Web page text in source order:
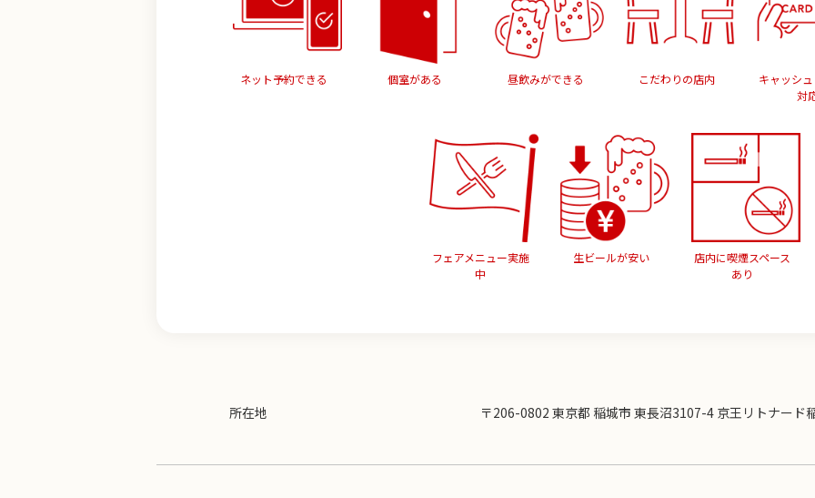
ネット予約できる 個室がある 昼飲みができる こだわりの店内
キャッシ
対
フェアメニュー実施
中
生ビールが安い
店内に喫煙スペース
あり
所在地 〒206-0802 東京都 稲城市 東長沼3107-4 京王リトナード